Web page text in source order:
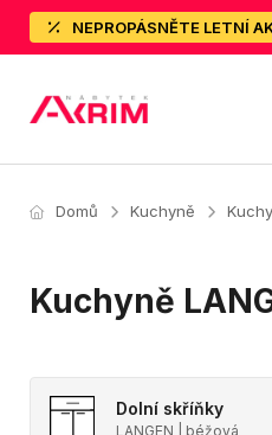
NEPROPÁSNĚTE LETNÍ
Domů Kuchyně
Kuchyně
Dolní skříňky
LANGEN | béžová